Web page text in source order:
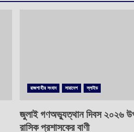
রাজশাহীর সংবাদ সারাদেশ স্লাইড
জুলাই গণঅভ্যুত্থান দিবস ২০২৬
রাসিক প্রশাসকের বাণী